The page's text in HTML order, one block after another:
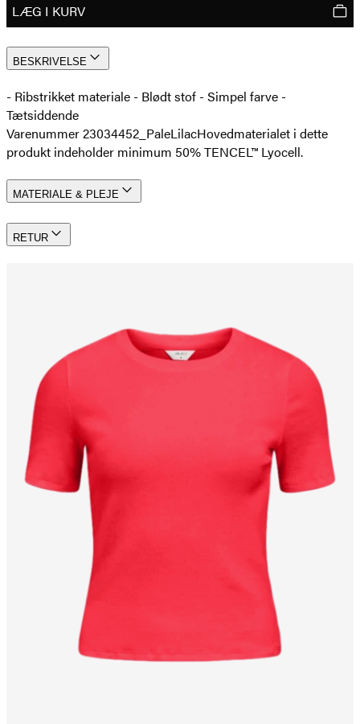
LÆG I KURV
BESKRIVELSE
-­ Ribstrikket materiale - Blødt stof - Simpel farve -
Tætsiddende
Varenummer 23034452_PaleLilacHovedmaterialet i dette
produkt indeholder minimum 50% TENCEL™ Lyocell.
MATERIALE & PLEJE
RETUR